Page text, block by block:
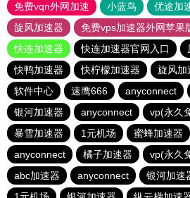
免费vqn外网加速
小蓝鸟 优途加
旋风加速器
免费vps加速器外网苹果
快连加速器
快连加速器官网入口
快鸭加速器
快柠檬加速器 旋风加
软件中心
速鹰666 anyconnect
银河加速器
anyconnect
vp(永久
暴雪加速器
1元机场 蜜蜂加速器
anyconnect
橘子加速器
vp(永久
abc加速器
anyconnect 银河加速